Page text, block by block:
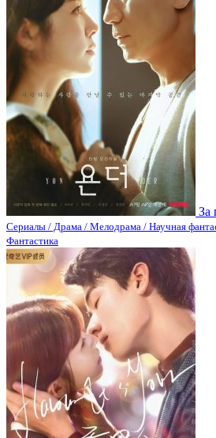
За
Сериалы / Драма / Мелодрама / Научная
Фантастика